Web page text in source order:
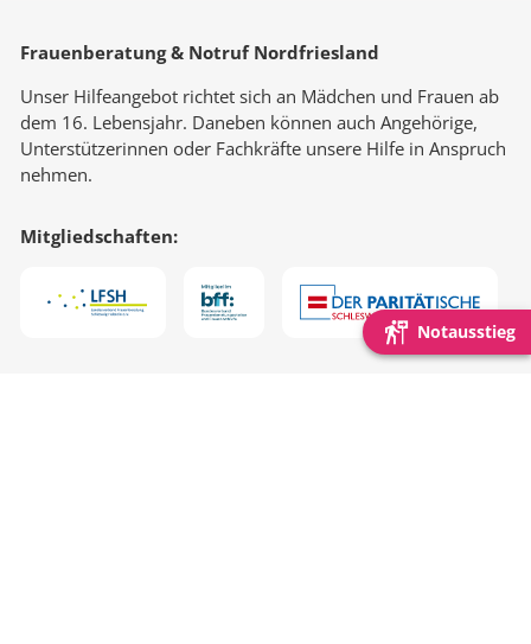
Frauenberatung & Notruf Nordfriesland
Unser Hilfeangebot richtet sich an Mädchen und Frauen ab
dem 16. Lebensjahr. Daneben können auch Angehörige,
Unterstützerinnen oder Fachkräfte unsere Hilfe in Anspruch
nehmen.
Mitgliedschaften:
Notausstieg